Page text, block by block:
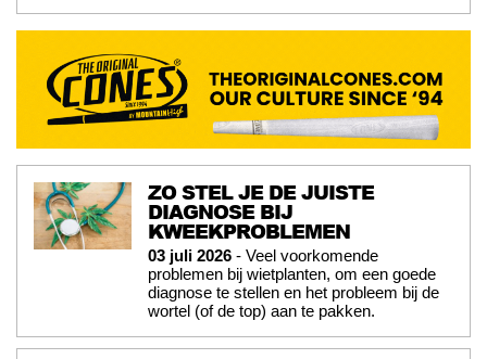
ZO STEL JE DE JUISTE
DIAGNOSE BIJ
KWEEKPROBLEMEN
03 juli 2026 - Veel voorkomende
problemen bij wietplanten, om een goede
diagnose te stellen en het probleem bij de
wortel (of de top) aan te pakken.